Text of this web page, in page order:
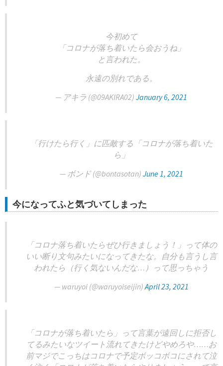
今初めて
「コロナが落ち着いたら会おうね」
と言われた。
永遠の別れである。
— アキラ (@09AKIRA02) January 6, 2021
「行けたら行く」に匹敵する「コロナが落ち着いた
ら」
— ボンド (@bontasotan) June 1, 2021
今になってふと気づいてしまった
「コロナ落ち着いたらぜひ行きましょう！」って体の
いい断り文句みたいになってきたな。自分も言うし言
われたら（行く気ないんだな…）って思っちゃう
— waruyoi (@waruyoiseijin)April 23, 2021
「コロナが落ち着いたら」って言葉が遠回しに拒否し
てるみたいなツイート流れてきたけどやめろや……お
前マジでこっちはコロナで予定ボッコボコにされて泣